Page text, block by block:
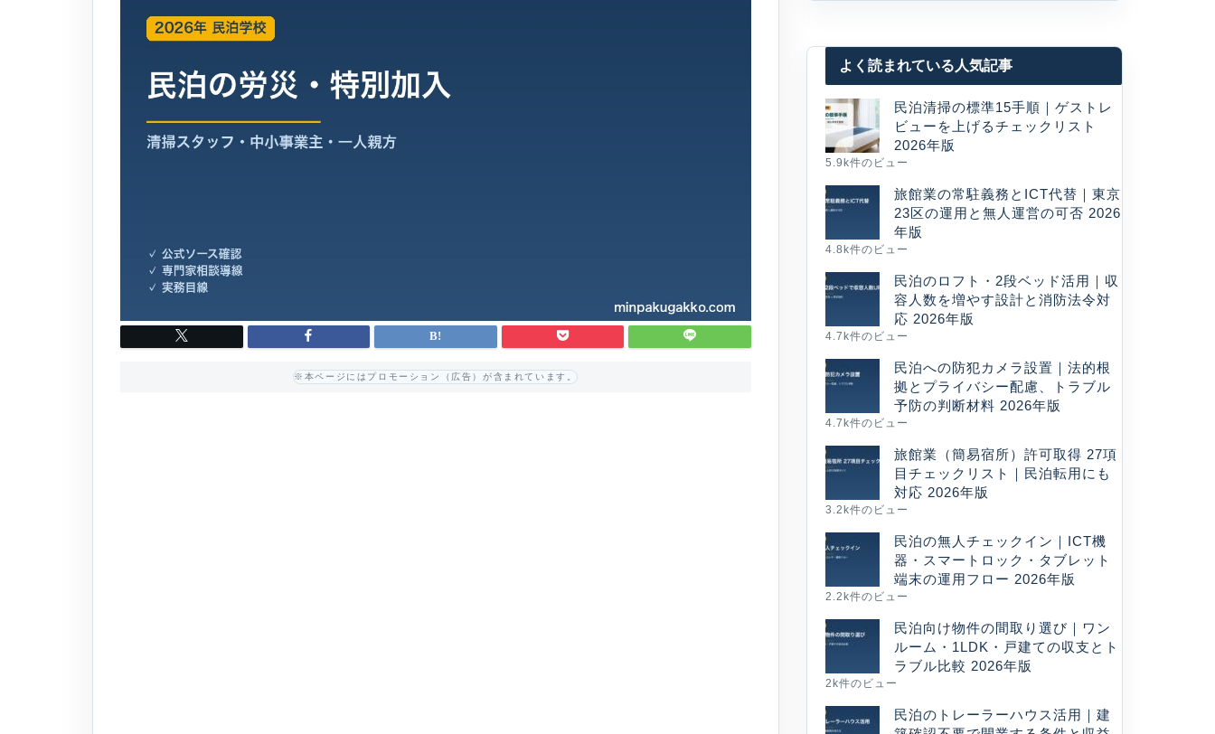
※本ページにはプロモーション（広告）が含まれています。
よく読まれている人気記事
民泊清掃の標準15手順｜ゲストレ
ビューを上げるチェックリスト
2026年版
5.9k件のビュー
旅館業の常駐義務とICT代替｜東京
23区の運用と無人運営の可否 2026
年版
4.8k件のビュー
民泊のロフト・2段ベッド活用｜収
容人数を増やす設計と消防法令対
応 2026年版
4.7k件のビュー
民泊への防犯カメラ設置｜法的根
拠とプライバシー配慮、トラブル
予防の判断材料 2026年版
4.7k件のビュー
旅館業（簡易宿所）許可取得 27項
目チェックリスト｜民泊転用にも
対応 2026年版
3.2k件のビュー
民泊の無人チェックイン｜ICT機
器・スマートロック・タブレット
端末の運用フロー 2026年版
2.2k件のビュー
民泊向け物件の間取り選び｜ワン
ルーム・1LDK・戸建ての収支とト
ラブル比較 2026年版
2k件のビュー
民泊のトレーラーハウス活用｜建